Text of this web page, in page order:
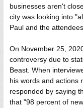
businesses aren't
city was looking into
Paul and the
On November 25,
controversy due to
Beast. When
his words and actions
responded by saying
that "98 percent of